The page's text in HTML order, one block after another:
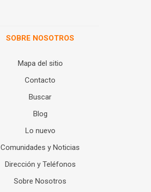
SOBRE NOSOTROS
Mapa del sitio
Contacto
Buscar
Blog
Lo nuevo
Comunidades y Noticias
Dirección y Teléfonos
Sobre Nosotros